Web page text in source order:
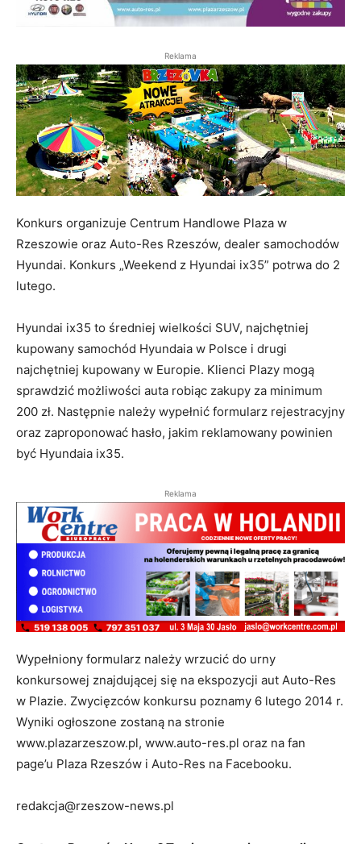
Reklama
Konkurs organizuje Centrum Handlowe Plaza w
Rzeszowie oraz Auto-Res Rzeszów, dealer samochodów
Hyundai. Konkurs „Weekend z Hyundai ix35” potrwa do 2
lutego.
Hyundai ix35 to średniej wielkości SUV, najchętniej
kupowany samochód Hyundaia w Polsce i drugi
najchętniej kupowany w Europie. Klienci Plazy mogą
sprawdzić możliwości auta robiąc zakupy za minimum
200 zł. Następnie należy wypełnić formularz rejestracyjny
oraz zaproponować hasło, jakim reklamowany powinien
być Hyundaia ix35.
Reklama
Wypełniony formularz należy wrzucić do urny
konkursowej znajdującej się na ekspozycji aut Auto-Res
w Plazie. Zwycięzców konkursu poznamy 6 lutego 2014 r.
Wyniki ogłoszone zostaną na stronie
www.plazarzeszow.pl, www.auto-res.pl oraz na fan
page’u Plaza Rzeszów i Auto-Res na Facebooku.
redakcja@rzeszow-news.pl